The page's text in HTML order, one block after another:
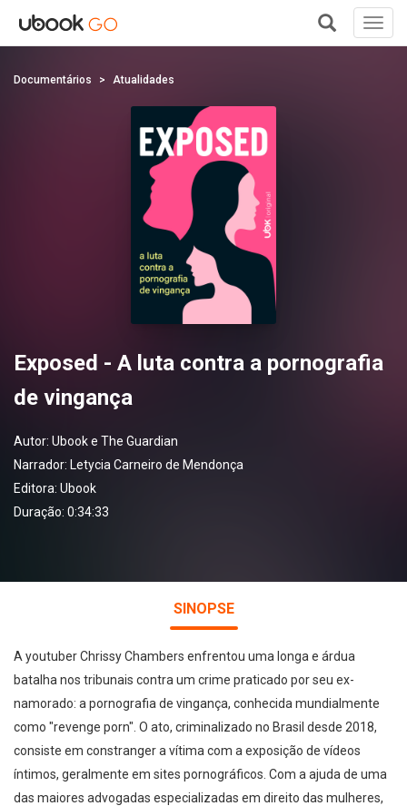
Documentários Atualidades
Exposed - A luta contra a pornografia
de vingança
Autor: Ubook e The Guardian
Narrador: Letycia Carneiro de Mendonça
Editora: Ubook
Duração: 0:34:33
SINOPSE
A youtuber Chrissy Chambers enfrentou uma longa e árdua
batalha nos tribunais contra um crime praticado por seu ex-
namorado: a pornografia de vingança, conhecida mundialmente
como "revenge porn". O ato, criminalizado no Brasil desde 2018,
consiste em constranger a vítima com a exposição de vídeos
íntimos, geralmente em sites pornográficos. Com a ajuda de uma
das maiores advogadas especializadas em direito das mulheres,